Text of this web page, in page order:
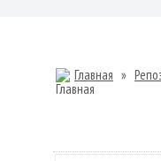
Главная »